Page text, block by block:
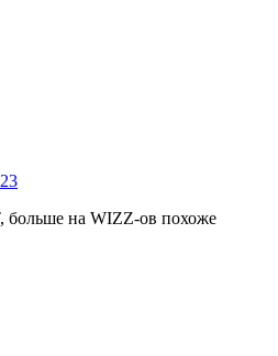
больше на WIZZ-ов похоже